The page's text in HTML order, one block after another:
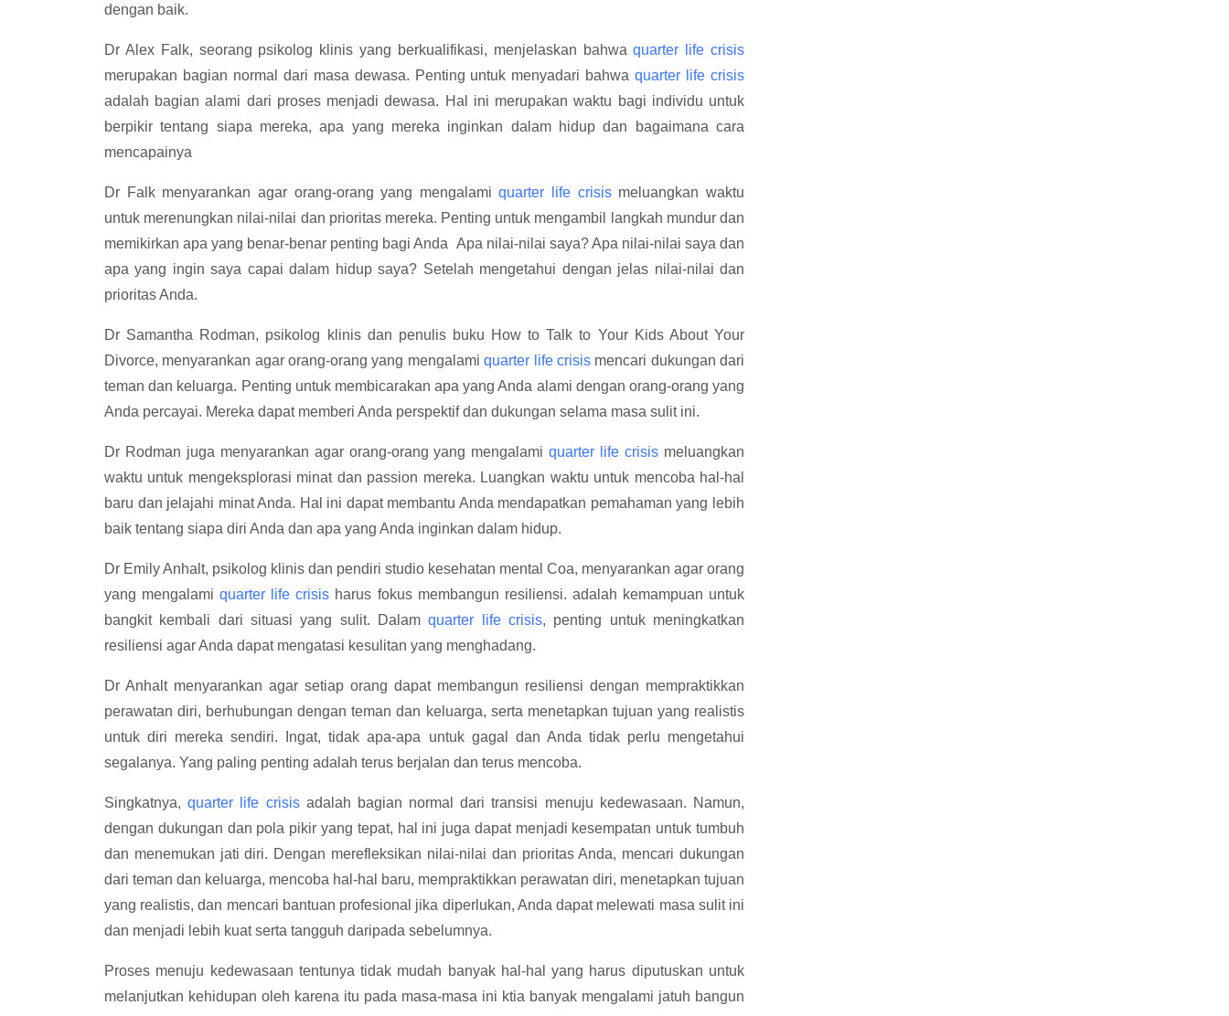
dengan baik.
Dr Alex Falk, seorang psikolog klinis yang berkualifikasi, menjelaskan bahwaquarter life crisis
merupakan bagian normal dari masa dewasa. Penting untuk menyadari bahwaquarter life crisis
adalah bagian alami dari proses menjadi dewasa. Hal ini merupakan waktu bagi individu untuk
berpikir tentang siapa mereka, apa yang mereka inginkan dalam hidup dan bagaimana cara
mencapainya
Dr Falk menyarankan agar orang-orang yang mengalamiquarter life crisismeluangkan waktu
untuk merenungkan nilai-nilai dan prioritas mereka. Penting untuk mengambil langkah mundur dan
memikirkan apa yang benar-benar penting bagi Anda Apa nilai-nilai saya? Apa nilai-nilai saya dan
apa yang ingin saya capai dalam hidup saya? Setelah mengetahui dengan jelas nilai-nilai dan
prioritas Anda.
Dr Samantha Rodman, psikolog klinis dan penulis buku How to Talk to Your Kids About Your
Divorce, menyarankan agar orang-orang yang mengalamiquarter life crisismencari dukungan dari
teman dan keluarga. Penting untuk membicarakan apa yang Anda alami dengan orang-orang yang
Anda percayai. Mereka dapat memberi Anda perspektif dan dukungan selama masa sulit ini.
Dr Rodman juga menyarankan agar orang-orang yang mengalamiquarter life crisis meluangkan
waktu untuk mengeksplorasi minat dan passion mereka. Luangkan waktu untuk mencoba hal-hal
baru dan jelajahi minat Anda. Hal ini dapat membantu Anda mendapatkan pemahaman yang lebih
baik tentang siapa diri Anda dan apa yang Anda inginkan dalam hidup.
Dr Emily Anhalt, psikolog klinis dan pendiri studio kesehatan mental Coa, menyarankan agar orang
yang mengalamiquarter life crisis harus fokus membangun resiliensi. adalah kemampuan untuk
bangkit kembali dari situasi yang sulit. Dalamquarter life crisis, penting untuk meningkatkan
resiliensi agar Anda dapat mengatasi kesulitan yang menghadang.
Dr Anhalt menyarankan agar setiap orang dapat membangun resiliensi dengan mempraktikkan
perawatan diri, berhubungan dengan teman dan keluarga, serta menetapkan tujuan yang realistis
untuk diri mereka sendiri. Ingat, tidak apa-apa untuk gagal dan Anda tidak perlu mengetahui
segalanya. Yang paling penting adalah terus berjalan dan terus mencoba.
Singkatnya,quarter life crisisadalah bagian normal dari transisi menuju kedewasaan. Namun,
dengan dukungan dan pola pikir yang tepat, hal ini juga dapat menjadi kesempatan untuk tumbuh
dan menemukan jati diri. Dengan merefleksikan nilai-nilai dan prioritas Anda, mencari dukungan
dari teman dan keluarga, mencoba hal-hal baru, mempraktikkan perawatan diri, menetapkan tujuan
yang realistis, dan mencari bantuan profesional jika diperlukan, Anda dapat melewati masa sulit ini
dan menjadi lebih kuat serta tangguh daripada sebelumnya.
Proses menuju kedewasaan tentunya tidak mudah banyak hal-hal yang harus diputuskan untuk
melanjutkan kehidupan oleh karena itu pada masa-masa ini ktia banyak mengalami jatuh bangun